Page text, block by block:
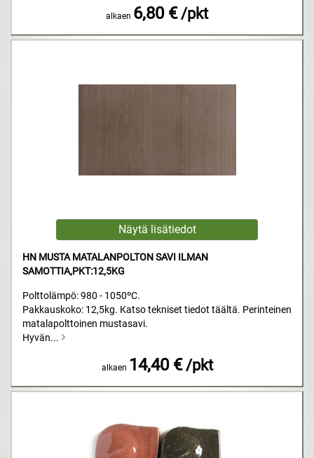
alkaen 6,80 € /pkt
HN MUSTA MATALANPOLTON SAVI ILMAN
SAMOTTIA,PKT:12,5KG
Polttolämpö: 980 - 1050ºC.
Pakkauskoko: 12,5kg. Katso tekniset tiedot täältä. Perinteinen
matalapolttoinen mustasavi.
Hyvän...
alkaen 14,40 € /pkt